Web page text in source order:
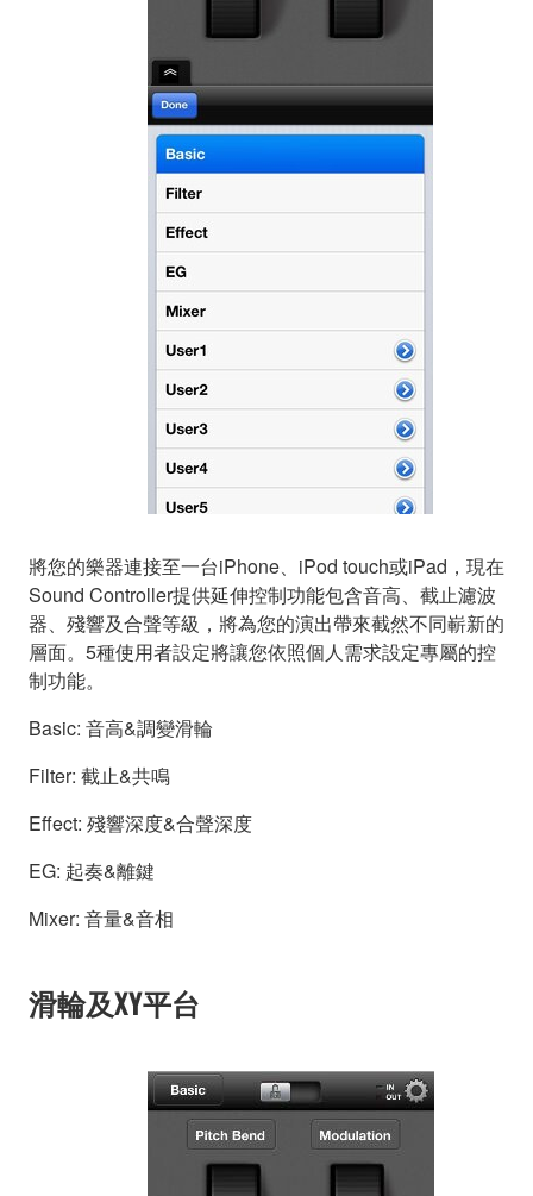
將您的樂器連接至一台iPhone、iPod touch或iPad，現在
Sound Controller提供延伸控制功能包含音高、截止濾波
器、殘響及合聲等級，將為您的演出帶來截然不同嶄新的
層面。5種使用者設定將讓您依照個人需求設定專屬的控
制功能。
Basic: 音高&調變滑輪
Filter: 截止&共鳴
Effect: 殘響深度&合聲深度
EG: 起奏&離鍵
Mixer: 音量&音相
滑輪及XY平台